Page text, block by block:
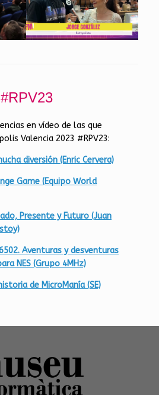
en vídeo de las que
Valencia 2023 #RPV23:
diversión (Enric Cervera)
Game (Equipo World
Presente y Futuro (Juan
Aventuras y desventuras
NES (Grupo 4MHz)
de MicroManía (SE)